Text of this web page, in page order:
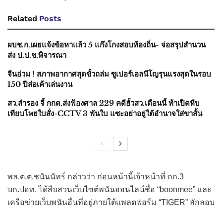
Related Posts
ผบช.ก.เผยแจ้งข้อหาแล้ว 5 แก๊งโกงสอบท้องถิ่น- จ่อสรุปสำนวน
ส่ง ป.ป.ช.พิจารณา
จีนอ่วม ! สภาพอากาศสุดขั้วถล่ม ซูเปอร์เอลนีโญรุนแรงสุดในรอบ
150 ปีส่อเค้าเล่นงาน
สว.สำรอง จี้ กกต.ส่งฟ้องศาล 229 คดีฮั้วสว.เดือนนี้ ท้าเปิดหีบ
เทียบโพยใบสั่ง-CCTV 3 พันใบ แซะอย่าอยู่ใต้อำนาจใส่ขาสั้น
พล.ต.ต.ชนันนัทร์ กล่าวว่า ก่อนหน้านี้เจ้าหน้าที่ กก.3
บก.ปอท. ได้สืบสวนเว็บไซต์พนันออนไลน์ชื่อ “boonmee” และ
เครือข่ายเว็บพนันอื่นที่อยู่ภายใต้แพลตฟอร์ม “TIGER” ลักลอบ